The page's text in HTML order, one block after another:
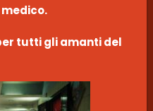
tutti gli amanti del